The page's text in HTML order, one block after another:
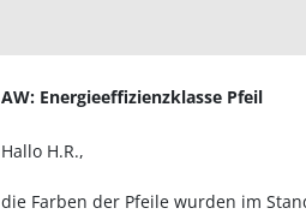
AW: Energieeffizienzklasse Pfeil
Hallo H.R.,
die Farben der Pfeile wurden im